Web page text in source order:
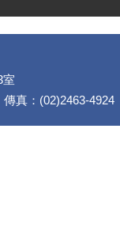
真：(02)2463-